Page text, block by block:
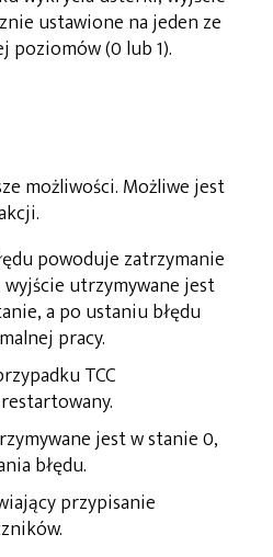
ustawione na jeden ze
poziomów (0 lub 1).
możliwości. Możliwe jest
powoduje zatrzymanie
utrzymywane jest
a po ustaniu błędu
pracy.
TCC
jest w stanie 0,
błędu.
przypisanie